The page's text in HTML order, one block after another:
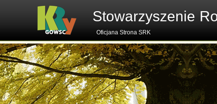
Stowarzyszenie
Oficjana Strona SRK